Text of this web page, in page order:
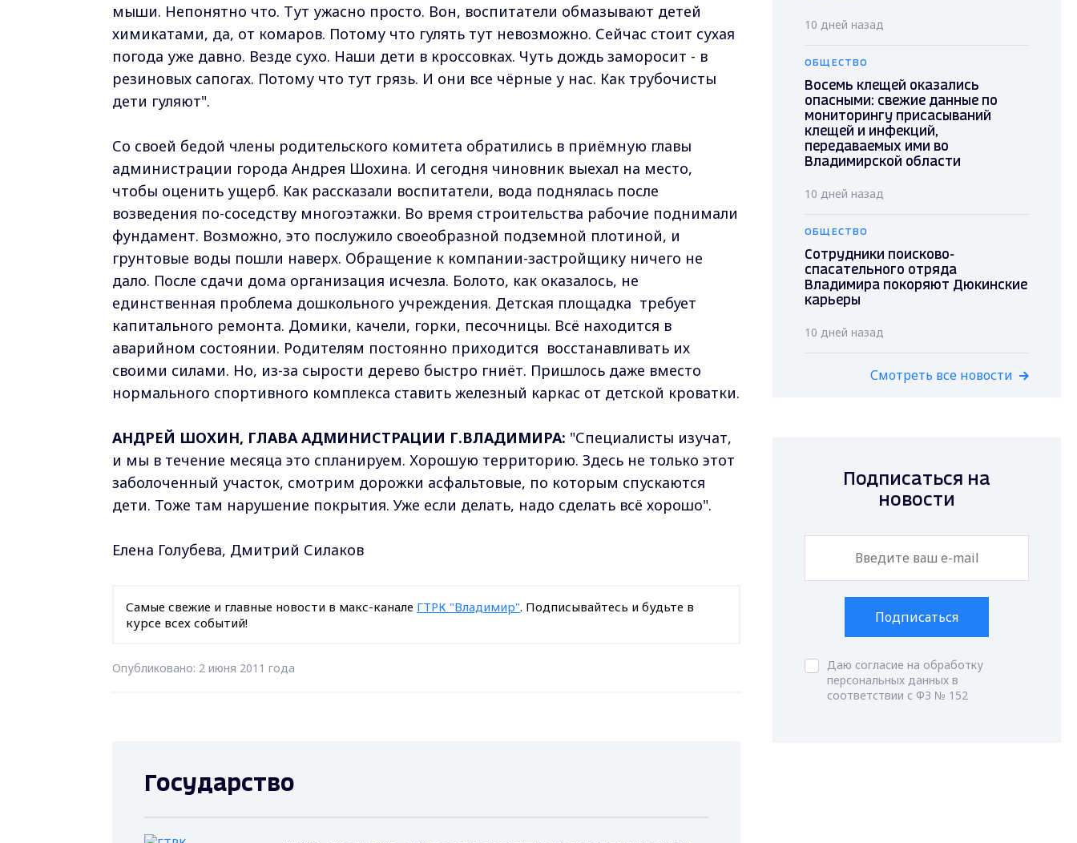
мыши. Непонятно что. Тут ужасно просто. Вон, воспитатели обмазывают детей
химикатами, да, от комаров. Потому что гулять тут невозможно. Сейчас стоит сухая
погода уже давно. Везде сухо. Наши дети в кроссовках. Чуть дождь заморосит - в
резиновых сапогах. Потому что тут грязь. И они все чёрные у нас. Как трубочисты
дети гуляют".
Со своей бедой члены родительского комитета обратились в приёмную главы
администрации города Андрея Шохина. И сегодня чиновник выехал на место,
чтобы оценить ущерб. Как рассказали воспитатели, вода поднялась после
возведения по-соседству многоэтажки. Во время строительства рабочие поднимали
фундамент. Возможно, это послужило своеобразной подземной плотиной, и
грунтовые воды пошли наверх. Обращение к компании-застройщику ничего не
дало. После сдачи дома организация исчезла. Болото, как оказалось, не
единственная проблема дошкольного учреждения. Детская площадка требует
капитального ремонта. Домики, качели, горки, песочницы. Всё находится в
аварийном состоянии. Родителям постоянно приходится восстанавливать их
своими силами. Но, из-за сырости дерево быстро гниёт. Пришлось даже вместо
нормального спортивного комплекса ставить железный каркас от детской кроватки.
АНДРЕЙ ШОХИН, ГЛАВА АДМИНИСТРАЦИИ Г.ВЛАДИМИРА: "Специалисты изучат,
и мы в течение месяца это спланируем. Хорошую территорию. Здесь не только этот
заболоченный участок, смотрим дорожки асфальтовые, по которым спускаются
дети. Тоже там нарушение покрытия. Уже если делать, надо сделать всё хорошо".
Елена Голубева, Дмитрий Силаков
Самые свежие и главные новости в макс-канале ГТРК "Владимир". Подписывайтесь и будьте в
курсе всех событий!
Опубликовано: 2 июня 2011 года
Государство
10 дней назад
ОБЩЕСТВО
Восемь клещей оказались
опасными: свежие данные по
мониторингу присасываний
клещей и инфекций,
передаваемых ими во
Владимирской области
10 дней назад
ОБЩЕСТВО
Сотрудники поисково-
спасательного отряда
Владимира покоряют Дюкинские
карьеры
10 дней назад
Смотреть все новости
Подписаться на
новости
Подписаться
Даю согласие на обработку
персональных данных в
соответствии с ФЗ № 152